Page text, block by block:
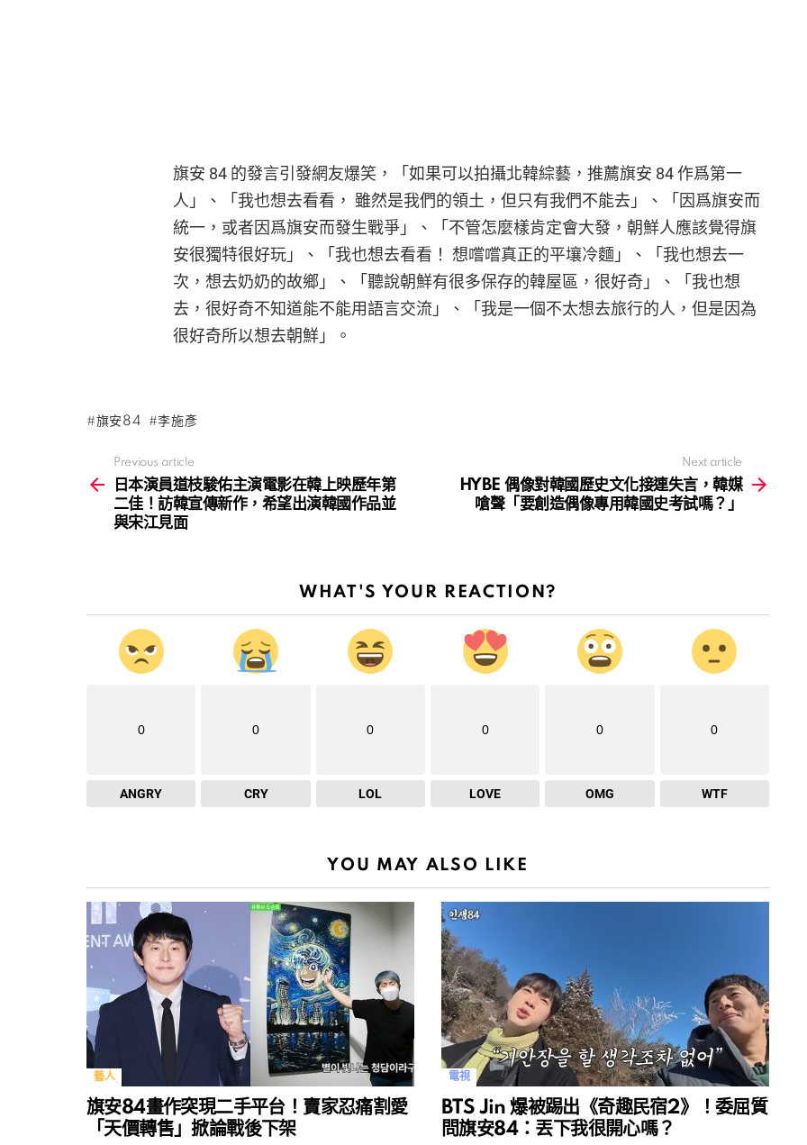
旗安 84 的發言引發網友爆笑，「如果可以拍攝北韓綜藝，推薦旗安 84 作爲第一
人」、「我也想去看看， 雖然是我們的領土，但只有我們不能去」、「因爲旗安而
統一，或者因爲旗安而發生戰爭」、「不管怎麼樣肯定會大發，朝鮮人應該覺得旗
安很獨特很好玩」、「我也想去看看！ 想嚐嚐真正的平壤冷麵」、「我也想去一
次，想去奶奶的故鄉」、「聽說朝鮮有很多保存的韓屋區，很好奇」、「我也想
去，很好奇不知道能不能用語言交流」、「我是一個不太想去旅行的人，但是因為
很好奇所以想去朝鮮」。
旗安84 李施彥
more
Previous article
日本演員道枝駿佑主演電影在韓上映歷年第
二佳！訪韓宣傳新作，希望出演韓國作品並
與宋江見面
Next article
HYBE 偶像對韓國歷史文化接連失言，韓媒
嗆聲「要創造偶像專用韓國史考試嗎？」
WHAT'S YOUR REACTION?
0
ANGRY
0
CRY
0
LOL
0
LOVE
0
OMG
0
WTF
YOU MAY ALSO LIKE
藝人
旗安84畫作突現二手平台！賣家忍痛割愛
「天價轉售」掀論戰後下架
電視
BTS Jin 爆被踢出《奇趣民宿2》！委屈質
問旗安84：丟下我很開心嗎？